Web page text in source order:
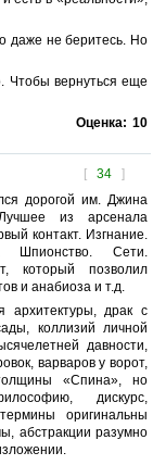
даже не беритесь. Но
Чтобы вернуться еще
Оценка: 10
[ 34 ]
дорогой им. Джина
из арсенала
контакт. Изгнание.
Шпионство. Сети.
который позволил
и анабиоза и т.д.
архитектуры, драк с
коллизий личной
давности,
варваров у ворот,
«Спина», но
дискурс,
оригинальны
абстракции разумно